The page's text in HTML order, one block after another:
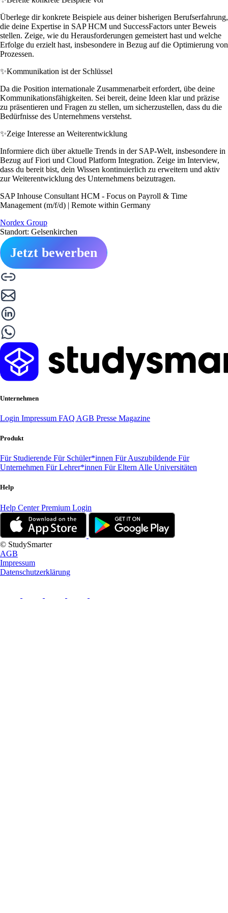
Überlege dir konkrete Beispiele aus deiner bisherigen Berufserfahrung,
die deine Expertise in SAP HCM und SuccessFactors unter Beweis
stellen. Zeige, wie du Herausforderungen gemeistert hast und welche
Erfolge du erzielt hast, insbesondere in Bezug auf die Optimierung von
Prozessen.
✨Kommunikation ist der Schlüssel
Da die Position internationale Zusammenarbeit erfordert, übe deine
Kommunikationsfähigkeiten. Sei bereit, deine Ideen klar und präzise
zu präsentieren und Fragen zu stellen, um sicherzustellen, dass du die
Bedürfnisse des Unternehmens verstehst.
✨Zeige Interesse an Weiterentwicklung
Informiere dich über aktuelle Trends in der SAP-Welt, insbesondere in
Bezug auf Fiori und Cloud Platform Integration. Zeige im Interview,
dass du bereit bist, dein Wissen kontinuierlich zu erweitern und aktiv
zur Weiterentwicklung des Unternehmens beizutragen.
SAP Inhouse Consultant HCM - Focus on Payroll & Time
Management (m/f/d) | Remote within Germany
Nordex Group
Standort: Gelsenkirchen
Jetzt bewerben
Unternehmen
Login Impressum FAQ AGB Presse Magazine
Produkt
Für Studierende Für Schüler*innen Für Auszubildende Für
Unternehmen Für Lehrer*innen Für Eltern Alle Universitäten
Help
Help CenterPremium Login
© StudySmarter
AGB
Impressum
Datenschutzerklärung